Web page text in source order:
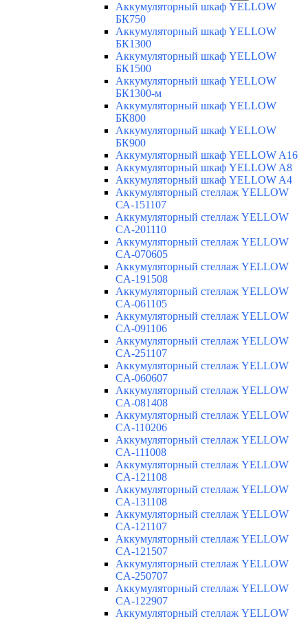
Аккумуляторный шкаф YELLOW
БК750
Аккумуляторный шкаф YELLOW
БК1300
Аккумуляторный шкаф YELLOW
БК1500
Аккумуляторный шкаф YELLOW
БК1300-м
Аккумуляторный шкаф YELLOW
БК800
Аккумуляторный шкаф YELLOW
БК900
Аккумуляторный шкаф YELLOW A16
Аккумуляторный шкаф YELLOW A8
Аккумуляторный шкаф YELLOW A4
Аккумуляторный стеллаж YELLOW
СА-151107
Аккумуляторный стеллаж YELLOW
CA-201110
Аккумуляторный стеллаж YELLOW
CA-070605
Аккумуляторный стеллаж YELLOW
CA-191508
Аккумуляторный стеллаж YELLOW
CA-061105
Аккумуляторный стеллаж YELLOW
CA-091106
Аккумуляторный стеллаж YELLOW
CA-251107
Аккумуляторный стеллаж YELLOW
CA-060607
Аккумуляторный стеллаж YELLOW
CA-081408
Аккумуляторный стеллаж YELLOW
CA-110206
Аккумуляторный стеллаж YELLOW
CA-111008
Аккумуляторный стеллаж YELLOW
CA-121108
Аккумуляторный стеллаж YELLOW
CA-131108
Аккумуляторный стеллаж YELLOW
CA-121107
Аккумуляторный стеллаж YELLOW
CA-121507
Аккумуляторный стеллаж YELLOW
CA-250707
Аккумуляторный стеллаж YELLOW
CA-122907
Аккумуляторный стеллаж YELLOW